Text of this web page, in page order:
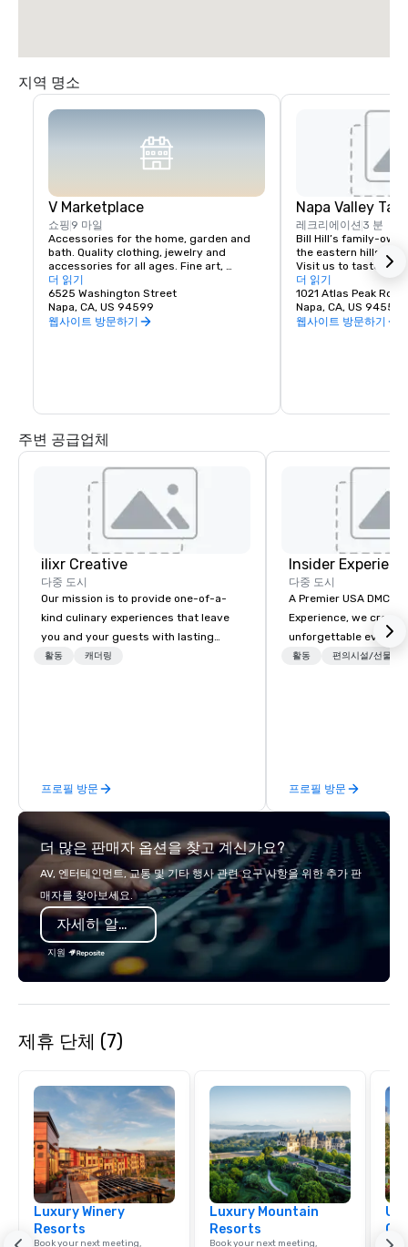
지역 명소
V Marketplace
쇼핑 9 마일
Accessories for the home, garden and
bath. Quality clothing, jewelry and
accessories for all ages. Fine art,
gourmet foods, chocolates, wines and
wine tasting. Romantic gifts and
collectibles from Napa Valley and around
the world, complementing a delightful
더 읽기
6525 Washington Street
Napa, CA, US 94599
웹사이트 방문하기
Napa Valley
레크리에이션 3 분
Bill Hill’s family-
the eastern hills of
Visit us to taste
38° & Tetra wines.
더 읽기
1021 Atlas Peak Rd
Napa, CA, US 94559
웹사이트 방문하기
주변 공급업체
ilixr Creative
다중 도시
Our mission is to provide one-of-a-
kind culinary experiences that leave
you and your guests with lasting
memories and satiated palates. Every
catering industry.
활동 캐더링
프로필 방문
Insider
다중 도시
A Premier USA DMC Partner
Experience, we create
unforgettable events
access to premium
times, all-inclusive
turnarounds, strong
precision. We operate
in key destinations
Los Angeles, San
offices enable us to
across multiple time zones.
활동 편의시설/선물
프로필 방문
더 많은 판매자 옵션을 찾고 계신가요?
AV, 엔터테인먼트, 교통 및 기타 행사 관련 요구 사항을 위한 추가 판
매자를 찾아보세요.
자세히 알아보기
지원
제휴 단체 (7)
Luxury Winery
Resorts
Book your next meeting,
Luxury Mountain
Resorts
Book your next meeting,
Find